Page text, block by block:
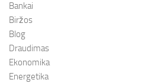
Bankai
Biržos
Blog
Draudimas
Ekonomika
Energetika